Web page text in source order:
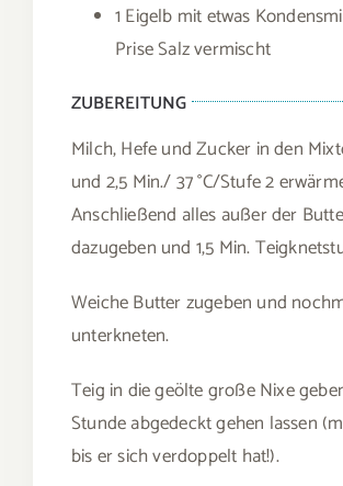
1 Eigelb mit etwas
Prise Salz vermischt
ZUBEREITUNG
Milch, Hefe und Zucker in den
und 2,5 Min./ 37 °C/Stufe 2
Anschließend alles außer der
dazugeben und 1,5 Min.
Weiche Butter zugeben und
unterkneten.
Teig in die geölte große Nixe
Stunde abgedeckt gehen lassen
bis er sich verdoppelt hat!).